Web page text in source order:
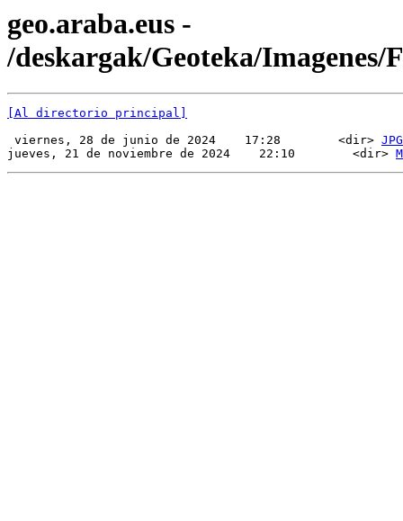
geo.araba.eus -
/deskargak/Geoteka/Imagenes/
[Al directorio principal]
viernes, 28 de junio de 2024    17:28        <dir> JPG
jueves, 21 de noviembre de 2024    22:10        <dir>